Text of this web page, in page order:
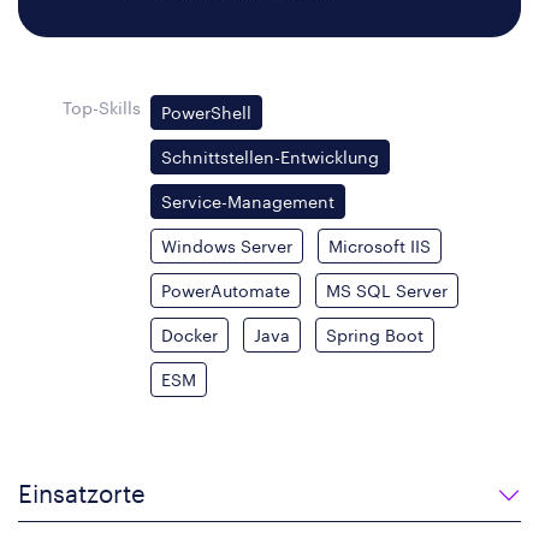
Top-Skills PowerShell
Schnittstellen-Entwicklung
Service-Management
Windows Server Microsoft IIS
PowerAutomate MS SQL Server
Docker Java Spring Boot
ESM
Einsatzorte